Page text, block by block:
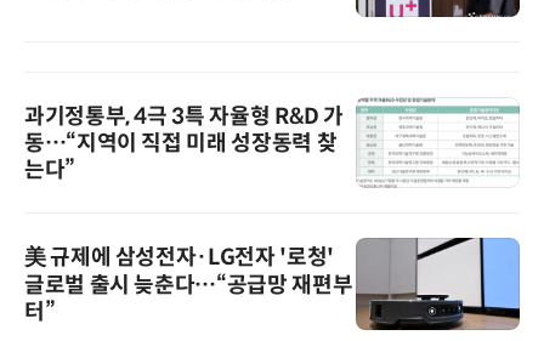
과기정통부, 4극 3특 자율형 R&D 가
동…“지역이 직접 미래 성장동력 찾
는다”
美 규제에 삼성전자·LG전자 '로청'
글로벌 출시 늦춘다…“공급망 재편부
터”